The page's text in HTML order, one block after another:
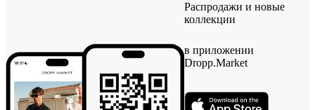
Распродажи и новые
коллекции
в приложении
Dropp.Market